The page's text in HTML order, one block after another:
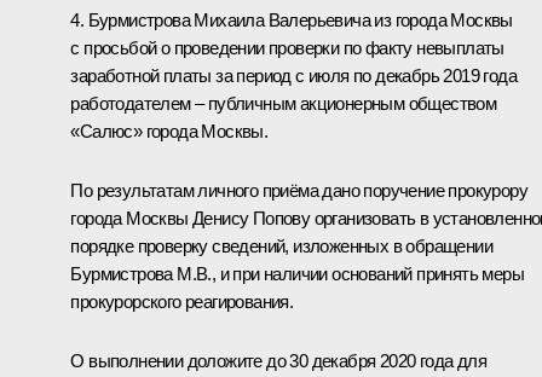
4. Бурмистрова Михаила Валерьевича из города Москвы
с просьбой о проведении проверки по факту невыплаты
заработной платы за период с июля по декабрь 2019 года
работодателем – публичным акционерным обществом
«Салюс» города Москвы.
По результатам личного приёма дано поручение прокурору
города Москвы Денису Попову организовать в
порядке проверку сведений, изложенных в обращении
Бурмистрова М.В., и при наличии оснований принять меры
прокурорского реагирования.
О выполнении доложите до 30 декабря 2020 года для